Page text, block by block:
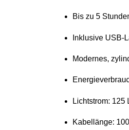
Bis zu 5
Inklusive USB-
Modernes,
Lichtstrom: 125
Kabellänge: